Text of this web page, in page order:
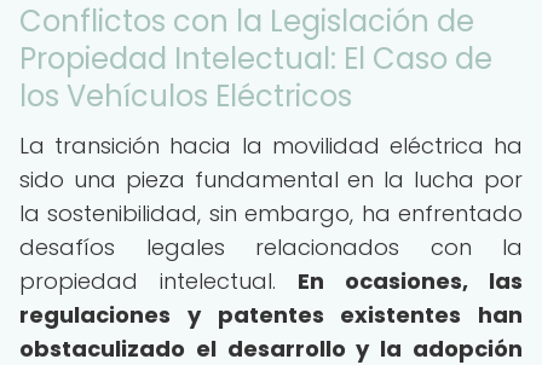
Conflictos con la Legislación de
Propiedad Intelectual: El Caso de
los Vehículos Eléctricos
La transición hacia la movilidad eléctrica ha
sido una pieza fundamental en la lucha por
la sostenibilidad, sin embargo, ha enfrentado
desafíos legales relacionados con la
propiedad intelectual. En ocasiones, las
regulaciones y patentes existentes han
obstaculizado el desarrollo y la adopción